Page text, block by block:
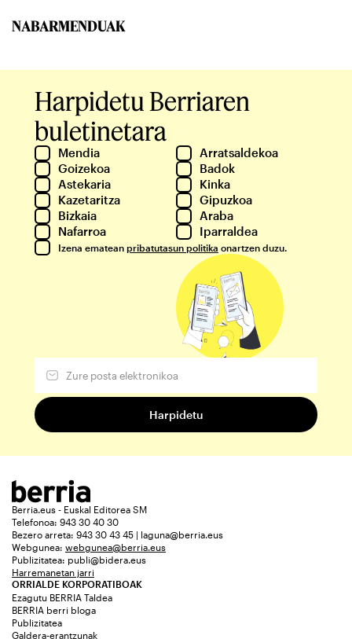
NABARMENDUAK
Harpidetu Berriaren
buletinetara
Mendia
Arratsaldekoa
Goizekoa
Badok
Astekaria
Kinka
Kazetaritza
Gipuzkoa
Bizkaia
Araba
Nafarroa
Iparraldea
Izena ematean pribatutasun politika onartzen duzu.
Berria.eus - Euskal Editorea SM
Telefonoa: 943 30 40 30
Bezero arreta: 943 30 43 45 | laguna@berria.eus
Webgunea: webgunea@berria.eus
Publizitatea: publi@bidera.eus
Harremanetan jarri
ORRIALDE KORPORATIBOAK
Ezagutu BERRIA Taldea
BERRIA berri bloga
Publizitatea
Galdera-erantzunak